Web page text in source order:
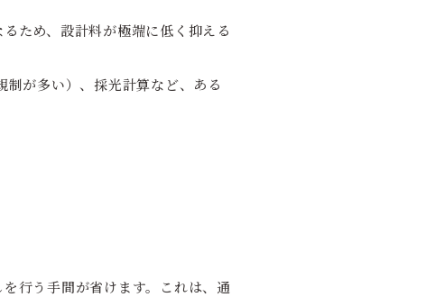
ため、設計料が極端に低く抑える
が多い）、採光計算など、ある
行う手間が省けます。これは、通